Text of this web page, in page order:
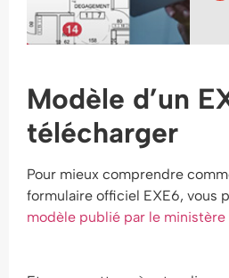
Modèle d’un
télécharger
Pour mieux comprendre
formulaire officiel EXE6, vous
modèle publié par le ministère